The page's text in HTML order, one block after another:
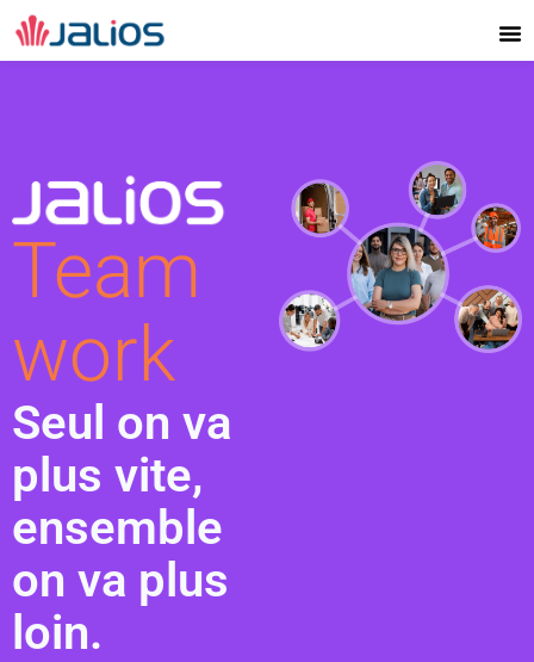
Aller
au
contenu
Team
work
Seul on va
plus vite,
ensemble
on va plus
loin.